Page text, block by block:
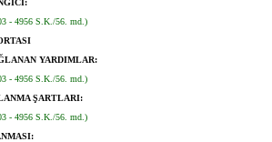
- 4956 S.K./56. md.)
YARDIMLAR:
- 4956 S.K./56. md.)
ŞARTLARI:
- 4956 S.K./56. md.)